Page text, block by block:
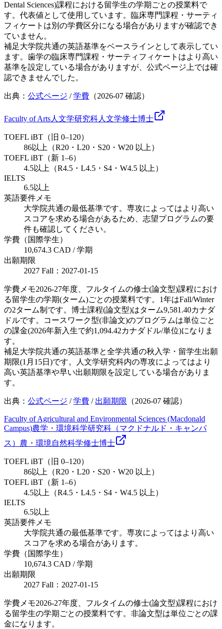
Dental Sciences)課程における留学生の学期ごとの授業料で
す。代表値として使用しています。臨床専門課程・サーティ
フィケートは別の学費区分になる場合がありますが確認でき
ていません。
補足大学院共通の英語基準をベースラインとして表示してい
ます。歯学の臨床専門課程・サーティフィケートはより高い
基準を設定している場合がありますが、公式ページ上では確
認できませんでした。
出典： 公式ページ /学費 （2026-07 確認）
Faculty of Arts人文学研究科人文学修士博士
TOEFL iBT（旧 0–120）
86以上（R20・L20・S20・W20 以上）
TOEFL iBT（新 1–6）
4.5以上（R4.5・L4.5・S4・W4.5 以上）
IELTS
6.5以上
英語要件メモ
大学院共通の最低基準です。専攻によってはより高い
スコアを求める場合があるため、志望プログラムの要
件も確認してください。
学費（国際学生）
10,674.3 CAD / 学期
出願期限
2027 Fall：2027-01-15
学費メモ2026-27年度、フルタイムの修士(論文型)課程におけ
る留学生の学期(ターム)ごとの授業料です。1年はFall/Winter
の2ターム制です。博士課程(論文型)はターム9,581.40カナダ
ドルです。コースワーク型(非論文)のプログラムは単位ごと
の課金(2026年新入生で約1,094.42カナダドル/単位)になりま
す。
補足大学院共通の英語基準と全学共通の秋入学・留学生出願
期限(1月15日)です。人文学研究科内の専攻によってはより
高い英語基準や早い出願期限を設定している場合がありま
す。
出典： 公式ページ /学費 / 出願期限 （2026-07 確認）
Faculty of Agricultural and Environmental Sciences (Macdonald
Campus)農学・環境科学研究科（マクドナルド・キャンパ
ス） 農・環境自然科学修士博士
TOEFL iBT（旧 0–120）
86以上（R20・L20・S20・W20 以上）
TOEFL iBT（新 1–6）
4.5以上（R4.5・L4.5・S4・W4.5 以上）
IELTS
6.5以上
英語要件メモ
大学院共通の最低基準です。専攻によってはより高い
スコアを求める場合があります。
学費（国際学生）
10,674.3 CAD / 学期
出願期限
2027 Fall：2027-01-15
学費メモ2026-27年度、フルタイムの修士(論文型)課程におけ
る留学生の学期ごとの授業料です。非論文型は単位ごとの課
金になります。